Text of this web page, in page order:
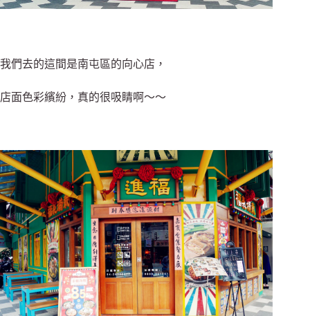
我們去的這間是南屯區的向心店，
店面色彩繽紛，真的很吸睛啊～～